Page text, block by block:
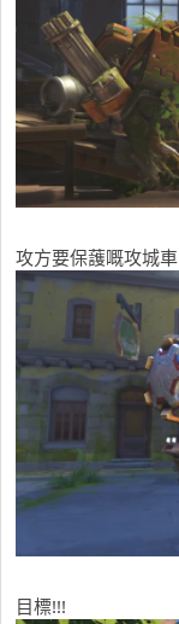
攻方要保䕶嘅攻城車
目標!!!